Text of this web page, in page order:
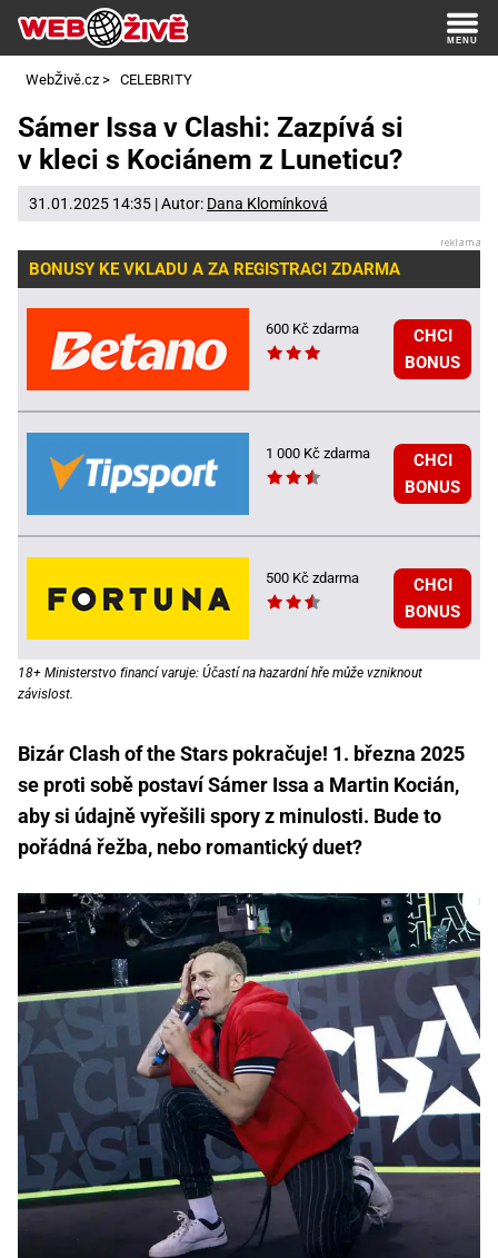
WebŽivě.cz > CELEBRITY
Sámer Issa v Clashi: Zazpívá si
v kleci s Kociánem z Luneticu?
31.01.2025 14:35 | Autor: Dana Klomínková
BONUSY KE VKLADU A ZA REGISTRACI ZDARMA
600 Kč zdarma
CHCI
BONUS
1 000 Kč zdarma
CHCI
BONUS
500 Kč zdarma
CHCI
BONUS
18+ Ministerstvo financí varuje: Účastí na hazardní hře může vzniknout
závislost.
Bizár Clash of the Stars pokračuje! 1. března 2025
se proti sobě postaví Sámer Issa a Martin Kocián,
aby si údajně vyřešili spory z minulosti. Bude to
pořádná řežba, nebo romantický duet?